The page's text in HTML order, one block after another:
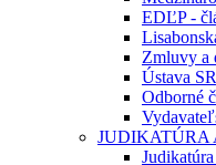
EDĽP -
Zmluvy a
Ústava
Odborné
JUDIKATÚRA